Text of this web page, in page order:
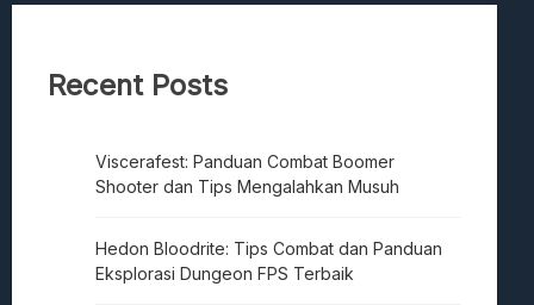
Recent Posts
Viscerafest: Panduan Combat Boomer
Shooter dan Tips Mengalahkan Musuh
Hedon Bloodrite: Tips Combat dan Panduan
Eksplorasi Dungeon FPS Terbaik